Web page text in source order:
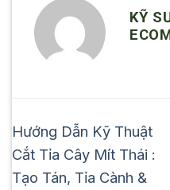
KỸ
Hướng Dẫn Kỹ Thuật
Cắt Tỉa Cây Mít Thái :
Tạo Tán, Tỉa Cành &